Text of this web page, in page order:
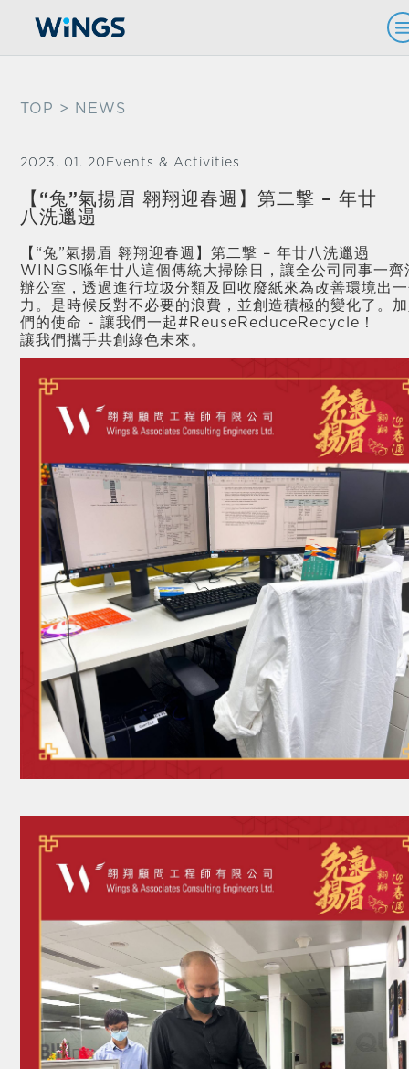
TOP > NEWS
2023. 01. 20 Events & Activities
【“兔”氣揚眉 翱翔迎春週】第二撃 – 年廿
八洗邋遢
【“兔”氣揚眉 翱翔迎春週】第二撃 – 年廿八洗邋遢
WINGS喺年廿八這個傳統大掃除日，讓全公司同事一齊
辦公室，透過進行垃圾分類及回收廢紙來為改善環境出
力。是時候反對不必要的浪費，並創造積極的變化了。
們的使命 - 讓我們一起#ReuseReduceRecycle！
讓我們攜手共創綠色未來。